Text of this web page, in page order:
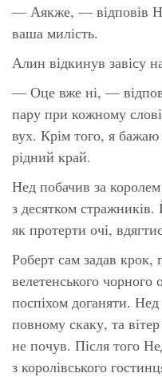
— Аякже, — відповів
ваша милість.
Алин відкинув завісу
— Оце вже ні, —
пару при кожному
вух. Крім того, я бажаю
рідний край.
Нед побачив за
з десятком
як протерти очі,
Роберт сам задав
велетенського
поспіхом доганяти.
повному скаку, та вітер
не почув. Після того
з королівського